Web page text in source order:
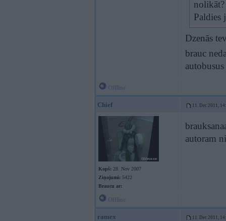
Paldies
Dzenās
brauc
Chief 11. Dec 2011,
Kopš: 28. Nov 2007
Ziņojumi: 5422
Braucu ar:
autoram
ramex 11. Dec 2011,